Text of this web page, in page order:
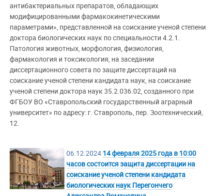
антибактериальных препаратов, обладающих
модифицированными фармакокинетическими
параметрами», представленной на соискание ученой степени
доктора биологических наук по специальности 4.2.1.
Патология животных, морфология, физиология,
фармакология и токсикология, на заседании
диссертационного совета по защите диссертаций на
соискание ученой степени кандидата наук, на соискание
ученой степени доктора наук 35.2.036.02, созданного при
ФГБОУ ВО «Ставропольский государственный аграрный
университет» по адресу: г. Ставрополь, пер. Зоотехнический,
12.
06.12.2024 14 февраля 2025 года в 10:00
часов состоится защита диссертации на
соискание ученой степени кандидата
биологических наук Перегончего